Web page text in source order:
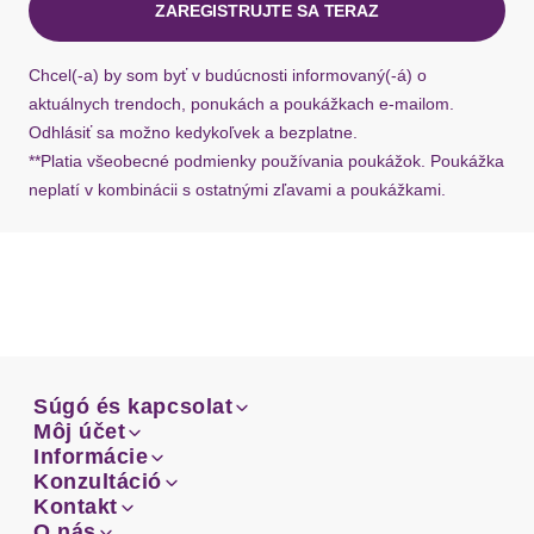
Ausschnitt
Ausschnittdetails Spitze
Ärmel
Ärmelabschluss abgesteppt
Details
Kapuze
ZAREGISTRUJTE SA TERAZ
Chcel(-a) by som byť v budúcnosti informovaný(-á) o
aktuálnych trendoch, ponukách a poukážkach e-mailom.
Odhlásiť sa možno kedykoľvek a bezplatne.
**Platia všeobecné podmienky používania poukážok. Poukážka
neplatí v kombinácii s ostatnými zľavami a poukážkami.
Súgó és kapcsolat
Email
Facebook
Súgó és kapcsolat
Email
Facebook
Môj účet
Prehľad objednávok
Môj účet
Prehľad objednávok
Informácie
Doprava
Informácie
Doprava
Konzultáció
Sprievodca-veľkosťami
Konzultáció
Kontakt
Kontakt